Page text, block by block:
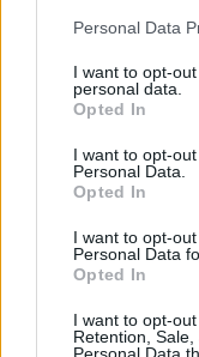
Personal Data
I want to opt-
personal data.
Opted In
I want to opt-
Personal Data.
Opted In
I want to opt-
Personal Data
Opted In
I want to opt-
Retention,
δεν είναι γρανάζια»
«Κοινωνία Ώρα
Τσεκούρας και
ενημέρωση του
Γιώτα Κηπουρού:
επιχείρησης για
ανήλικη